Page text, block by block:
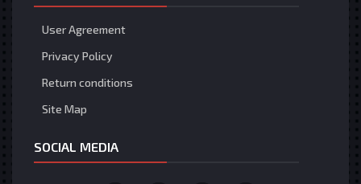
User Agreement
Privacy Policy
Return conditions
Site Map
SOCIAL MEDIA